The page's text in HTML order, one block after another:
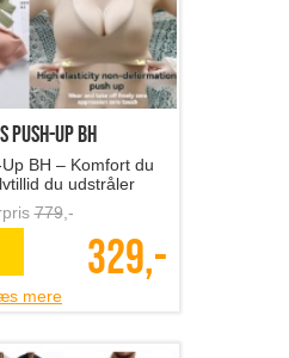
Push-Up BH
BH – Komfort du
du udstråler
779,-
329,-
mere